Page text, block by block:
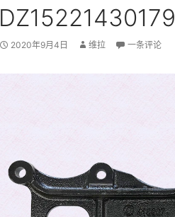
DZ15221430179
2020年9月4日 维拉 一条评论